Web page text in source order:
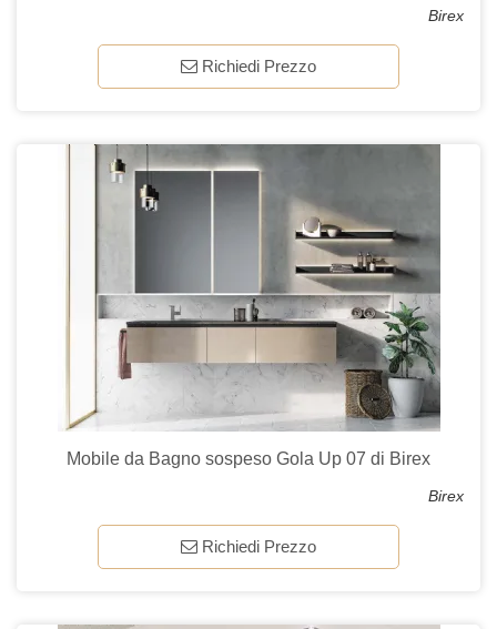
Birex
Richiedi Prezzo
Mobile da Bagno sospeso Gola Up 07 di Birex
Birex
Richiedi Prezzo